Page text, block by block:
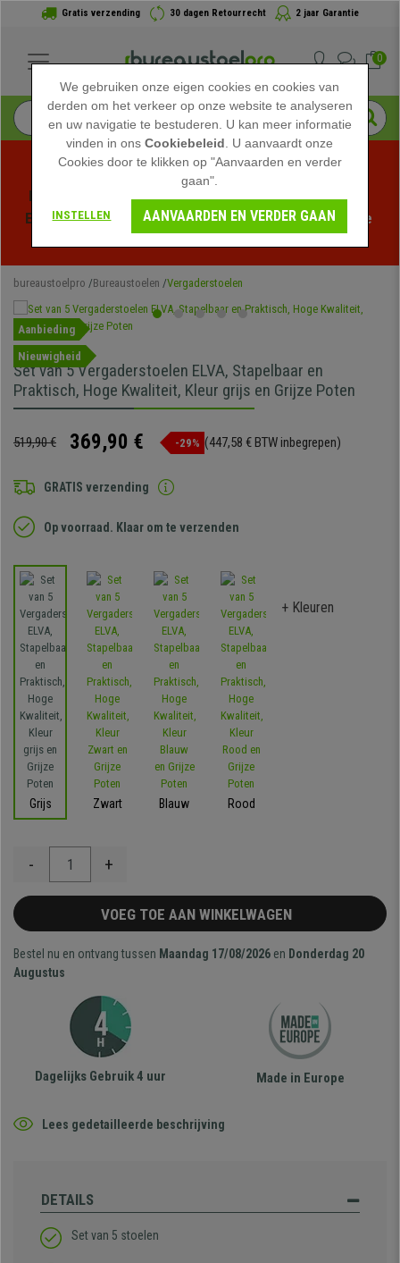
Gratis verzending 30 dagen Retourrecht 2 jaar Garantie
0
Profiteer van de Zomeruitverkoop bij bureaustoelpro!
Exclusieve kortingen voor een beperkte tijd - Bekijk de
bureaustoelpro Bureaustoelen Vergaderstoelen
Aanbieding
Nieuwigheid
Set van 5 Vergaderstoelen ELVA, Stapelbaar en
Praktisch, Hoge Kwaliteit, Kleur grijs en Grijze Poten
519,90 € 369,90 € -29% (447,58 € BTW inbegrepen)
GRATIS verzending
Op voorraad. Klaar om te verzenden
Grijs Zwart Blauw Rood
+ Kleuren
- +
VOEG TOE AAN WINKELWAGEN
Bestel nu en ontvang tussen Maandag 17/08/2026 en Donderdag 20
Augustus
Dagelijks Gebruik 4 uur Made in Europe
Lees gedetailleerde beschrijving
DETAILS
Set van 5 stoelen
We gebruiken onze eigen cookies en cookies van
derden om het verkeer op onze website te analyseren
en uw navigatie te bestuderen. U kan meer informatie
vinden in onsCookiebeleid . U aanvaardt onze
Cookies door te klikken op "Aanvaarden en verder
gaan".
INSTELLEN AANVAARDEN EN VERDER GAAN